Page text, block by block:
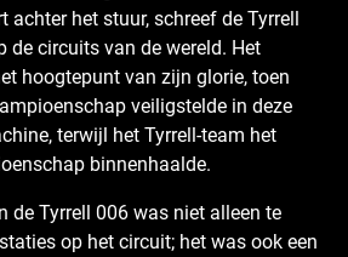
achter het stuur, schreef de Tyrrell
de circuits van de wereld. Het
hoogtepunt van zijn glorie, toen
veiligstelde in deze
terwijl het Tyrrell-team het
binnenhaalde.
de Tyrrell 006 was niet alleen te
op het circuit; het was ook een